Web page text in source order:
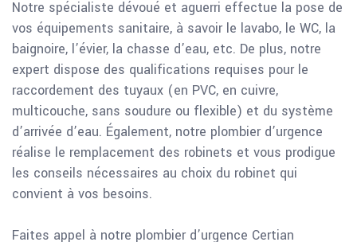
Notre spécialiste dévoué et aguerri effectue la pose de
vos équipements sanitaire, à savoir le lavabo, le WC, la
baignoire, l’évier, la chasse d’eau, etc. De plus, notre
expert dispose des qualifications requises pour le
raccordement des tuyaux (en PVC, en cuivre,
multicouche, sans soudure ou flexible) et du système
d’arrivée d’eau. Également, notre plombier d’urgence
réalise le remplacement des robinets et vous prodigue
les conseils nécessaires au choix du robinet qui
convient à vos besoins.
Faites appel à notre plombier d’urgence Certian